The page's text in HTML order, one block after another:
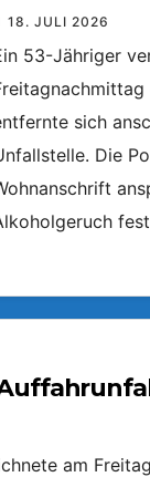
18. JULI 2026
53-Jähriger
sich
Die
am